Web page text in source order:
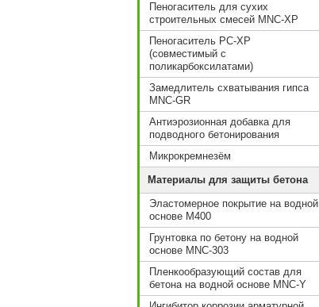
Пеногаситель для сухих
строительных смесей MNC-XP
Пеногаситель PC-XP
(совместимый с
поликарбоксилатами)
Замедлитель схватывания гипса
MNC-GR
Антиэрозионная добавка для
подводного бетонирования
Микрокремнезём
Материалы для защиты бетона
Эластомерное покрытие на водной
основе M400
Грунтовка по бетону на водной
основе MNC-303
Пленкообразующий состав для
бетона на водной основе MNC-Y